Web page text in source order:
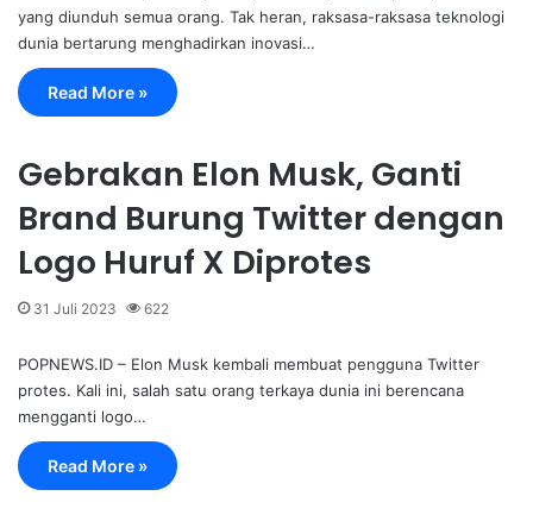
yang diunduh semua orang. Tak heran, raksasa-raksasa teknologi
dunia bertarung menghadirkan inovasi…
Read More »
Gebrakan Elon Musk, Ganti
Brand Burung Twitter dengan
Logo Huruf X Diprotes
31 Juli 2023 622
POPNEWS.ID – Elon Musk kembali membuat pengguna Twitter
protes. Kali ini, salah satu orang terkaya dunia ini berencana
mengganti logo…
Read More »